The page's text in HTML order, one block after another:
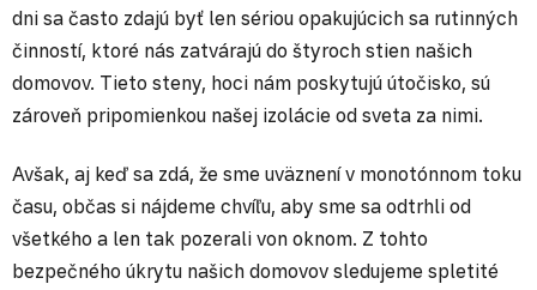
dni sa často zdajú byť len sériou opakujúcich sa rutinných
činností, ktoré nás zatvárajú do štyroch stien našich
domovov. Tieto steny, hoci nám poskytujú útočisko, sú
zároveň pripomienkou našej izolácie od sveta za nimi.
Avšak, aj keď sa zdá, že sme uväznení v monotónnom toku
času, občas si nájdeme chvíľu, aby sme sa odtrhli od
všetkého a len tak pozerali von oknom. Z tohto
bezpečného úkrytu našich domovov sledujeme spletité